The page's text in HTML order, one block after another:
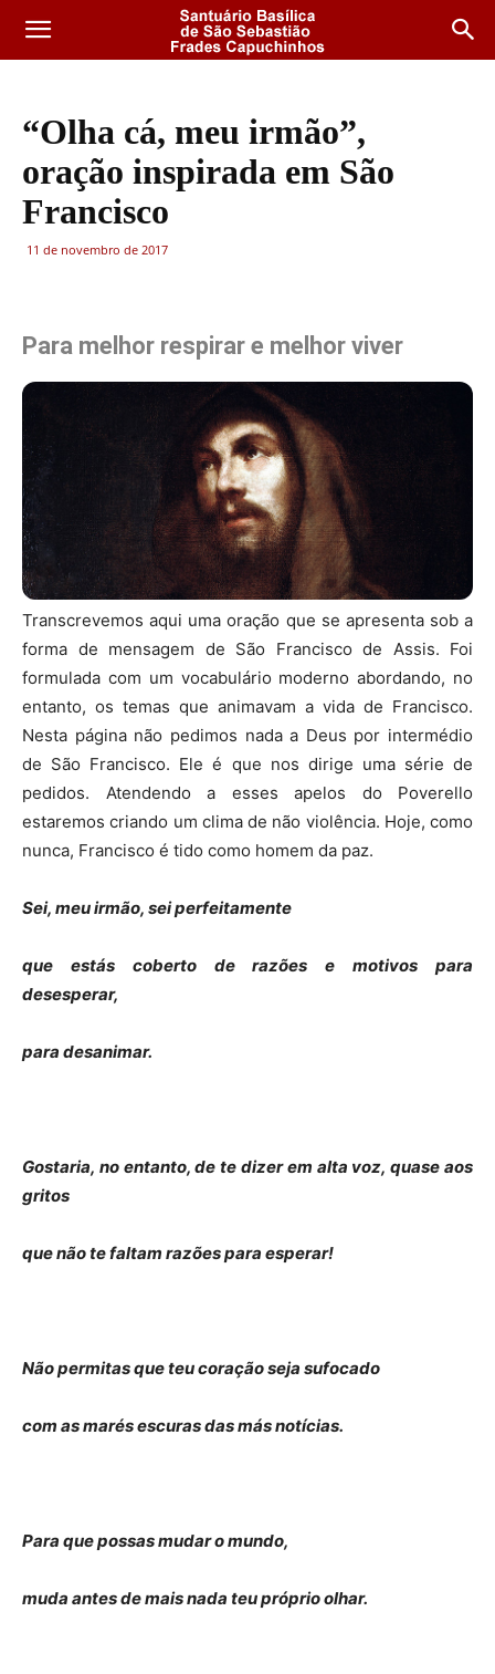
“Olha cá, meu irmão”,
oração inspirada em São
Francisco
11 de novembro de 2017
Para melhor respirar e melhor viver
Transcrevemos aqui uma oração que se apresenta sob a
forma de mensagem de São Francisco de Assis. Foi
formulada com um vocabulário moderno abordando, no
entanto, os temas que animavam a vida de Francisco.
Nesta página não pedimos nada a Deus por intermédio
de São Francisco. Ele é que nos dirige uma série de
pedidos. Atendendo a esses apelos do Poverello
estaremos criando um clima de não violência. Hoje, como
nunca, Francisco é tido como homem da paz.
Sei, meu irmão, sei perfeitamente
que estás coberto de razões e motivos para
desesperar,
para desanimar.
Gostaria, no entanto, de te dizer em alta voz, quase aos
gritos
que não te faltam razões para esperar!
Não permitas que teu coração seja sufocado
com as marés escuras das más notícias.
Para que possas mudar o mundo,
muda antes de mais nada teu próprio olhar.